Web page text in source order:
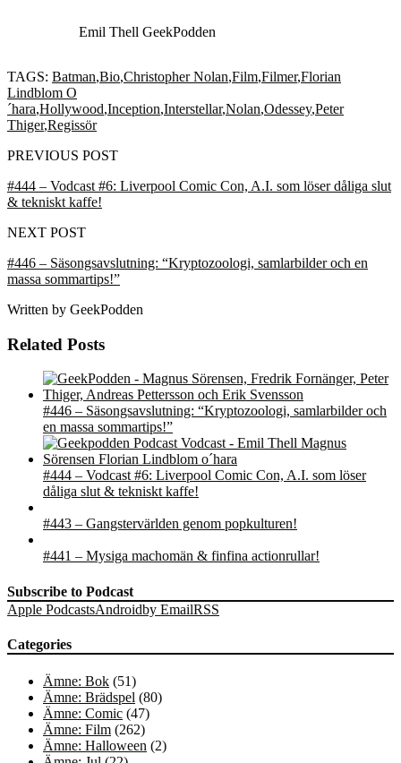
Emil Thell GeekPodden
TAGS: Batman,Bio,Christopher Nolan,Film,Filmer,Florian
Lindblom O
´hara,Hollywood,Inception,Interstellar,Nolan,Odessey,Peter
Thiger,Regissör
PREVIOUS POST
#444 – Vodcast #6: Liverpool Comic Con, A.I. som löser dåliga slut
& tekniskt kaffe!
NEXT POST
#446 – Säsongsavslutning: “Kryptozoologi, samlarbilder och en
massa sommartips!”
Written by GeekPodden
Related Posts
#446 – Säsongsavslutning: “Kryptozoologi, samlarbilder och
en massa sommartips!”
#444 – Vodcast #6: Liverpool Comic Con, A.I. som löser
dåliga slut & tekniskt kaffe!
#443 – Gangstervärlden genom popkulturen!
#441 – Mysiga machomän & finfina actionrullar!
Subscribe to Podcast
Apple PodcastsAndroidby EmailRSS
Categories
Ämne: Bok (51)
Ämne: Brädspel (80)
Ämne: Comic (47)
Ämne: Film (262)
Ämne: Halloween (2)